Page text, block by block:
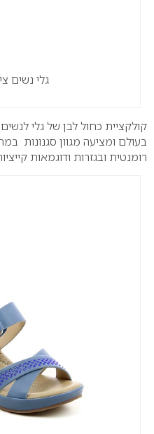
גלי נשים
קולקציית כחול לבן של גלי
בעולם ומציעה מגוון סגנונות
רומנטית ובגזרות ודוגמאות